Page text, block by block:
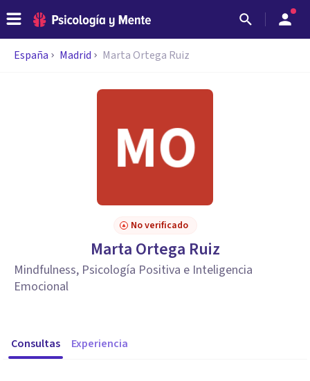
España Madrid Marta Ortega Ruiz
No verificado
Marta Ortega Ruiz
Mindfulness, Psicología Positiva e Inteligencia
Emocional
Consultas Experiencia